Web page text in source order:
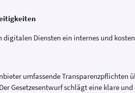
Diensten ein internes und
umfassende
Gesetzesentwurf schlägt eine klare